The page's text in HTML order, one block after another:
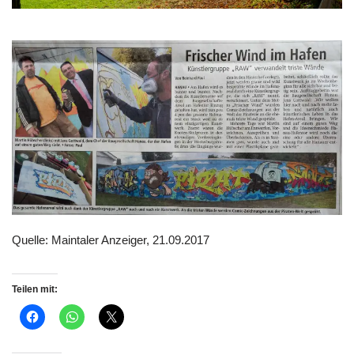
Quelle: Maintaler Anzeiger, 21.09.2017
Teilen mit: